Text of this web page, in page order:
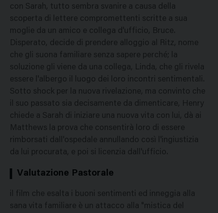
con Sarah, tutto sembra svanire a causa della
scoperta di lettere compromettenti scritte a sua
moglie da un amico e collega d'ufficio, Bruce.
Disperato, decide di prendere alloggio al Ritz, nome
che gli suona familiare senza sapere perché; la
soluzione gli viene da una collega, Linda, che gli rivela
essere l'albergo il luogo dei loro incontri sentimentali.
Sotto shock per la nuova rivelazione, ma convinto che
il suo passato sia decisamente da dimenticare, Henry
chiede a Sarah di iniziare una nuova vita con lui, dà ai
Matthews la prova che consentirà loro di essere
rimborsati dall'ospedale annullando così l'ingiustizia
da lui procurata, e poi si licenzia dall'ufficio.
Valutazione Pastorale
il film che esalta i buoni sentimenti ed inneggia alla
sana vita familiare è un attacco alla "mistica del